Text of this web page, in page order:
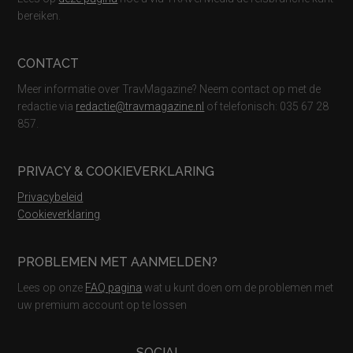
bereiken.
CONTACT
Meer informatie over TravMagazine? Neem contact op met de
redactie via redactie@travmagazine.nl of telefonisch: 035 67 28
857.
PRIVACY & COOKIEVERKLARING
Privacybeleid
Cookieverklaring
PROBLEMEN MET AANMELDEN?
Lees op onze FAQ pagina wat u kunt doen om de problemen met
uw premium account op te lossen